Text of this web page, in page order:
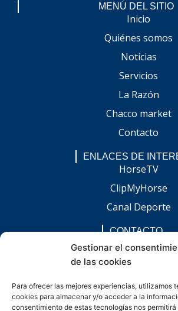
Gestionar el
de las cookies
Para ofrecer las mejores experiencias, utilizamos
cookies para almacenar y/o acceder a la
consentimiento de estas tecnologías nos
MENÚ DEL SITIO
Inicio
Quiénes somos
Noticias
Servicios
La Razón
Chacco market
Contacto
ENLACES DE
HorseTV
ClipMyHorse
Canal Deporte
CONTACTO
Presentes en todo el
F
a
c
I
n
s
L
i
n
E
n
v